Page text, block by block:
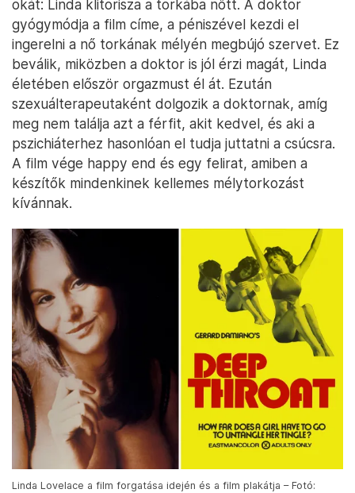
okát: Linda klitorisza a torkába nőtt. A doktor
gyógymódja a film címe, a péniszével kezdi el
ingerelni a nő torkának mélyén megbújó szervet. Ez
beválik, miközben a doktor is jól érzi magát, Linda
életében először orgazmust él át. Ezután
szexuálterapeutaként dolgozik a doktornak, amíg
meg nem találja azt a férfit, akit kedvel, és aki a
pszichiáterhez hasonlóan el tudja juttatni a csúcsra.
A film vége happy end és egy felirat, amiben a
készítők mindenkinek kellemes mélytorkozást
kívánnak.
Linda Lovelace a film forgatása idején és a film plakátja – Fotó: